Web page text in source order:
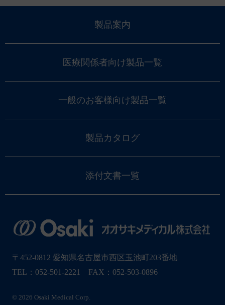
製品案内
医療関係者向け製品一覧
一般のお客様向け製品一覧
製品カタログ
添付文書一覧
〒452-0812 愛知県名古屋市西区玉池町203番地
TEL：052-501-2221 FAX：052-503-0896
© 2026 Osaki Medical Corp.